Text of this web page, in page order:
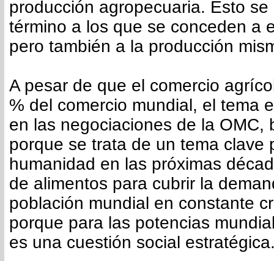
producción agropecuaria. Esto
término a los que se conceden a
pero también a la producción
A pesar de que el comercio
% del comercio mundial, el tema
en las negociaciones de la OMC,
porque se trata de un tema clave
humanidad en las próximas
de alimentos para cubrir la
población mundial en constante
porque para las potencias
es una cuestión social